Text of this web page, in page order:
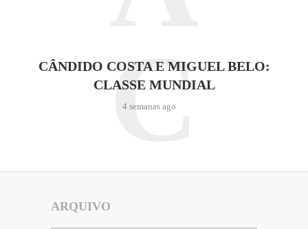
CÂNDIDO COSTA E MIGUEL BELO:
CLASSE MUNDIAL
4 semanas ago
C
ARQUIVO